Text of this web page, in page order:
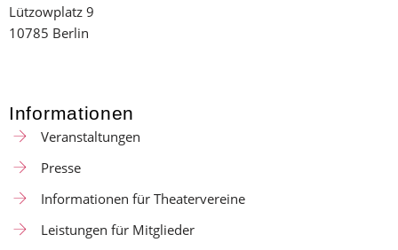
Lützowplatz 9
10785 Berlin
Informationen
Veranstaltungen
Presse
Informationen für Theatervereine
Leistungen für Mitglieder